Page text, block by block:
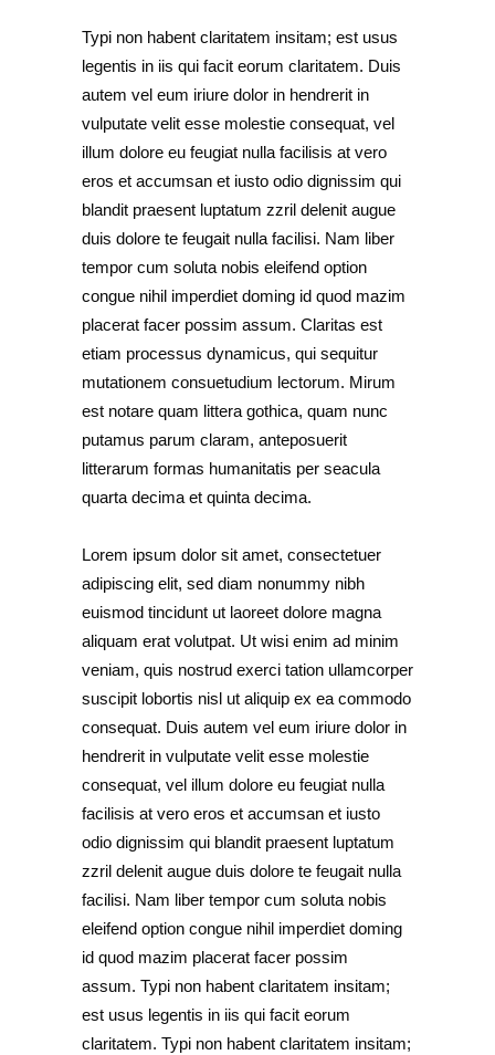
Typi non habent claritatem insitam; est usus
legentis in iis qui facit eorum claritatem. Duis
autem vel eum iriure dolor in hendrerit in
vulputate velit esse molestie consequat, vel
illum dolore eu feugiat nulla facilisis at vero
eros et accumsan et iusto odio dignissim qui
blandit praesent luptatum zzril delenit augue
duis dolore te feugait nulla facilisi. Nam liber
tempor cum soluta nobis eleifend option
congue nihil imperdiet doming id quod mazim
placerat facer possim assum. Claritas est
etiam processus dynamicus, qui sequitur
mutationem consuetudium lectorum. Mirum
est notare quam littera gothica, quam nunc
putamus parum claram, anteposuerit
litterarum formas humanitatis per seacula
quarta decima et quinta decima.
Lorem ipsum dolor sit amet, consectetuer
adipiscing elit, sed diam nonummy nibh
euismod tincidunt ut laoreet dolore magna
aliquam erat volutpat. Ut wisi enim ad minim
veniam, quis nostrud exerci tation ullamcorper
suscipit lobortis nisl ut aliquip ex ea commodo
consequat. Duis autem vel eum iriure dolor in
hendrerit in vulputate velit esse molestie
consequat, vel illum dolore eu feugiat nulla
facilisis at vero eros et accumsan et iusto
odio dignissim qui blandit praesent luptatum
zzril delenit augue duis dolore te feugait nulla
facilisi. Nam liber tempor cum soluta nobis
eleifend option congue nihil imperdiet doming
id quod mazim placerat facer possim
assum. Typi non habent claritatem insitam;
est usus legentis in iis qui facit eorum
claritatem. Typi non habent claritatem insitam;